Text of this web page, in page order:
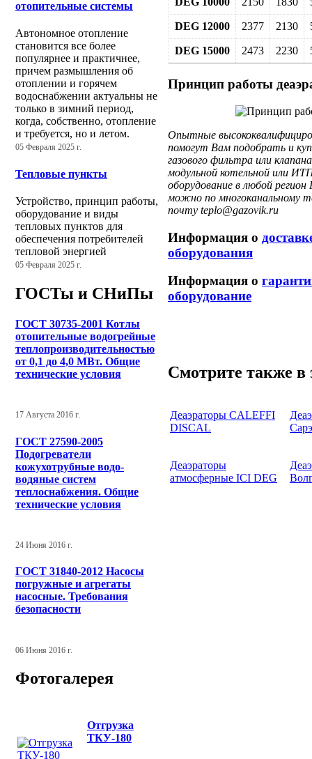
отопительные системы
Автономное отопление
становится все более
популярнее и практичнее,
причем размышления об
отоплении и горячем
водоснабжении актуальны не
только в зимний период,
когда, собственно, отопление
и требуется, но и летом.
05 Февраля 2025 г.
Тепловые пункты
Устройство, принцип работы,
оборудование и виды
тепловых пунктов для
обеспечения потребителей
тепловой энергией
05 Февраля 2025 г.
ГОСТы и СНиПы
ГОСТ 30735-2001 Котлы
отопительные водогрейные
теплопроизводительностью
от 0,1 до 4,0 МВт. Общие
технические условия
17 Августа 2016 г.
ГОСТ 27590-2005
Подогреватели
кожухотрубные водо-
водяные систем
теплоснабжения. Общие
технические условия
24 Июня 2016 г.
ГОСТ 31840-2012 Насосы
погружные и агрегаты
насосные. Требования
безопасности
06 Июня 2016 г.
Фотогалерея
Отгрузка
ТКУ-180
DEG 12000 2377 2130
DEG 15000 2473 2230
Принцип работы
Опытные
помогут Вам подобрать и
газового фильтра или
модульной котельной или
оборудование в любой
можно по многоканальному
почту teplo@gazovik.ru
Информация о
оборудования
Информация о
оборудование
Смотрите также в
Деаэраторы CALEFFI
DISCAL
Деаэраторы
атмосферные ICI DEG